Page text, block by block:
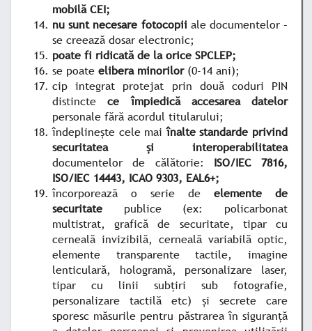
mobilă CEI;
nu sunt necesare fotocopii ale documentelor –
se creează dosar electronic;
poate fi ridicată de la orice SPCLEP;
se poate elibera minorilor (0-14 ani);
cip integrat protejat prin două coduri PIN
distinctece împiedică accesarea datelor
personale fără acordul titularului;
îndeplinește cele maiînalte standarde privind
securitatea și interoperabilitatea
documentelor de călătorie: ISO/IEC 7816,
ISO/IEC 14443, ICAO 9303, EAL6+;
încorporează o serie de elemente de
securitate publice (ex: policarbonat
multistrat, grafică de securitate, tipar cu
cerneală invizibilă, cerneală variabilă optic,
elemente transparente tactile, imagine
lenticulară, hologramă, personalizare laser,
tipar cu linii subțiri sub fotografie,
personalizare tactilă etc) și secrete care
sporesc măsurile pentru păstrarea în siguranță